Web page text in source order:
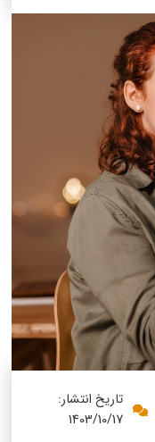
تاریخ انتشار:
1403/10/17